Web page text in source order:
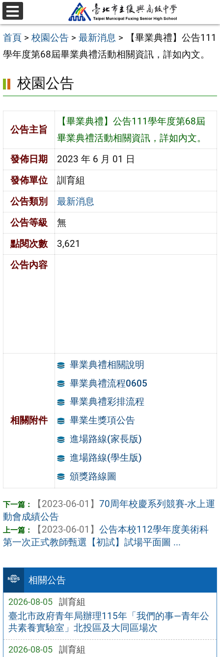
跳
至
主
要
容
區
選
單
首頁 > 校園公告 > 最新消息 >
【畢業典禮】公告111
學年度第68屆畢業典禮活動相關資訊，詳如內文。
相關公告
2026-08-05 訓育組
臺北市政府青年局辦理115年「我們的事—青年公
共素養實驗室」北投區及大同區場次
2026-08-05 訓育組
校園公告
公告主旨
【畢業典禮】公告111學年度第68屆
畢業典禮活動相關資訊，詳如內文。
發佈日期
2023 年 6 月 01 日
發佈單位
訓育組
公告類別
最新消息
公告等級
無
點閱次數
3,621
公告內容
相關附件
畢業典禮相關說明
畢業典禮流程0605
畢業典禮彩排流程
畢業生獎項公告
進場路線(家長版)
進場路線(學生版)
頒獎路線圖
【2023-06-01】 70周年校慶系列競賽-水上運
動會成績公告
【2023-06-01】 公告本校112學年度美術科
第一次正式教師甄選【初試】試場平面圖 ...